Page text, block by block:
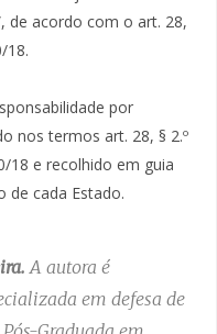
de acordo com o art. 28,
18.
por
nos termos art. 28, § 2.º
18 e recolhido em guia
de cada Estado.
A autora é
em defesa de